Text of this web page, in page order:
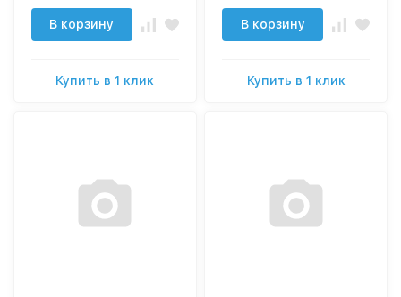
В корзину
Купить в 1 клик
В корзину
Купить в 1 клик